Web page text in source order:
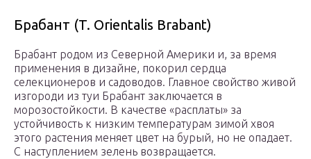
Брабант (T. Orientalis Brabant)
Брабант родом из Северной Америки и, за время
применения в дизайне, покорил сердца
селекционеров и садоводов. Главное свойство живой
изгороди из туи Брабант заключается в
морозостойкости. В качестве «расплаты» за
устойчивость к низким температурам зимой хвоя
этого растения меняет цвет на бурый, но не опадает.
С наступлением зелень возвращается.